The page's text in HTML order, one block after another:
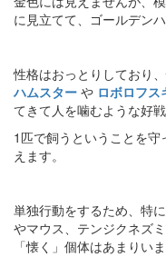
に見立てて、ゴールデン
性格はおっとりしており
ハムスター や ロボロフス
てきて人を噛むような好
1匹で飼うということを
えます。
単独行動をするため、特
やマウス、テンジクネズ
「懐く」個体はあまりいま